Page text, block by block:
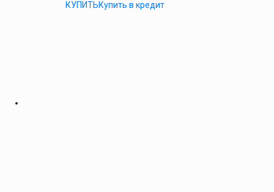
КУПИТЬКупить в кредит